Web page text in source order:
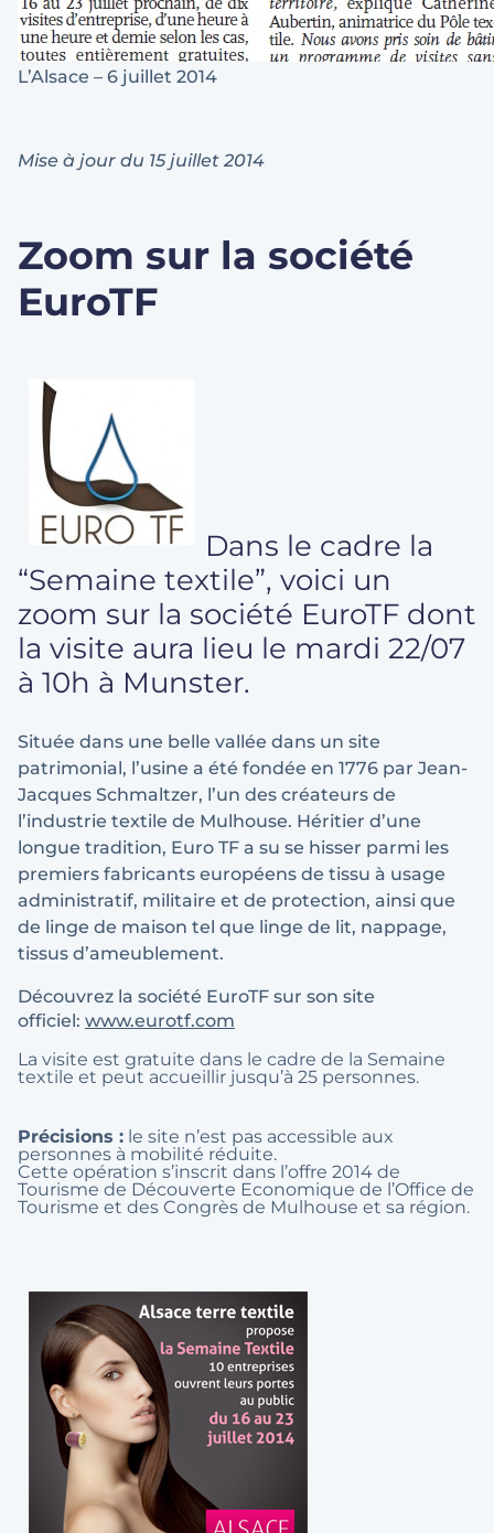
L’Alsace – 6 juillet 2014
Mise à jour du 15 juillet 2014
Zoom sur la société
EuroTF
Dans le cadre la
“Semaine textile”, voici un
zoom sur la société EuroTF dont
la visite aura lieu le mardi 22/07
à 10h à Munster.
Située dans une belle vallée dans un site
patrimonial, l’usine a été fondée en 1776 par Jean-
Jacques Schmaltzer, l’un des créateurs de
l’industrie textile de Mulhouse. Héritier d’une
longue tradition, Euro TF a su se hisser parmi les
premiers fabricants européens de tissu à usage
administratif, militaire et de protection, ainsi que
de linge de maison tel que linge de lit, nappage,
tissus d’ameublement.
Découvrez la société EuroTF sur son site
officiel: www.eurotf.com
La visite est gratuite dans le cadre de la Semaine
textile et peut accueillir jusqu’à 25 personnes.
Précisions : le site n’est pas accessible aux
personnes à mobilité réduite.
Cette opération s’inscrit dans l’offre 2014 de
Tourisme de Découverte Economique de l’Office de
Tourisme et des Congrès de Mulhouse et sa région.